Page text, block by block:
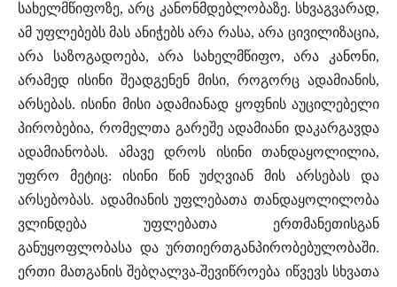
სახელმწიფოზე, არც კანონმდებლობაზე. სხვაგვარად,
ამ უფლებებს მას ანიჭებს არა რასა, არა ცივილიზაცია,
არა საზოგადოება, არა სახელმწიფო, არა კანონი,
არამედ ისინი შეადგენენ მისი, როგორც ადამიანის,
არსებას. ისინი მისი ადამიანად ყოფნის აუცილებელი
პირობებია, რომელთა გარეშე ადამიანი დაკარგავდა
ადამიანობას. ამავე დროს ისინი თანდაყოლილია,
უფრო მეტიც: ისინი წინ უძღვიან მის არსებას და
არსებობას. ადამიანის უფლებათა თანდაყოლილობა
ვლინდება უფლებათა ერთმანეთისგან
განუყოფლობასა და ურთიერთგანპირობებულობაში.
ერთი მათგანის შებღალვა-შევიწროება იწვევს სხვათა